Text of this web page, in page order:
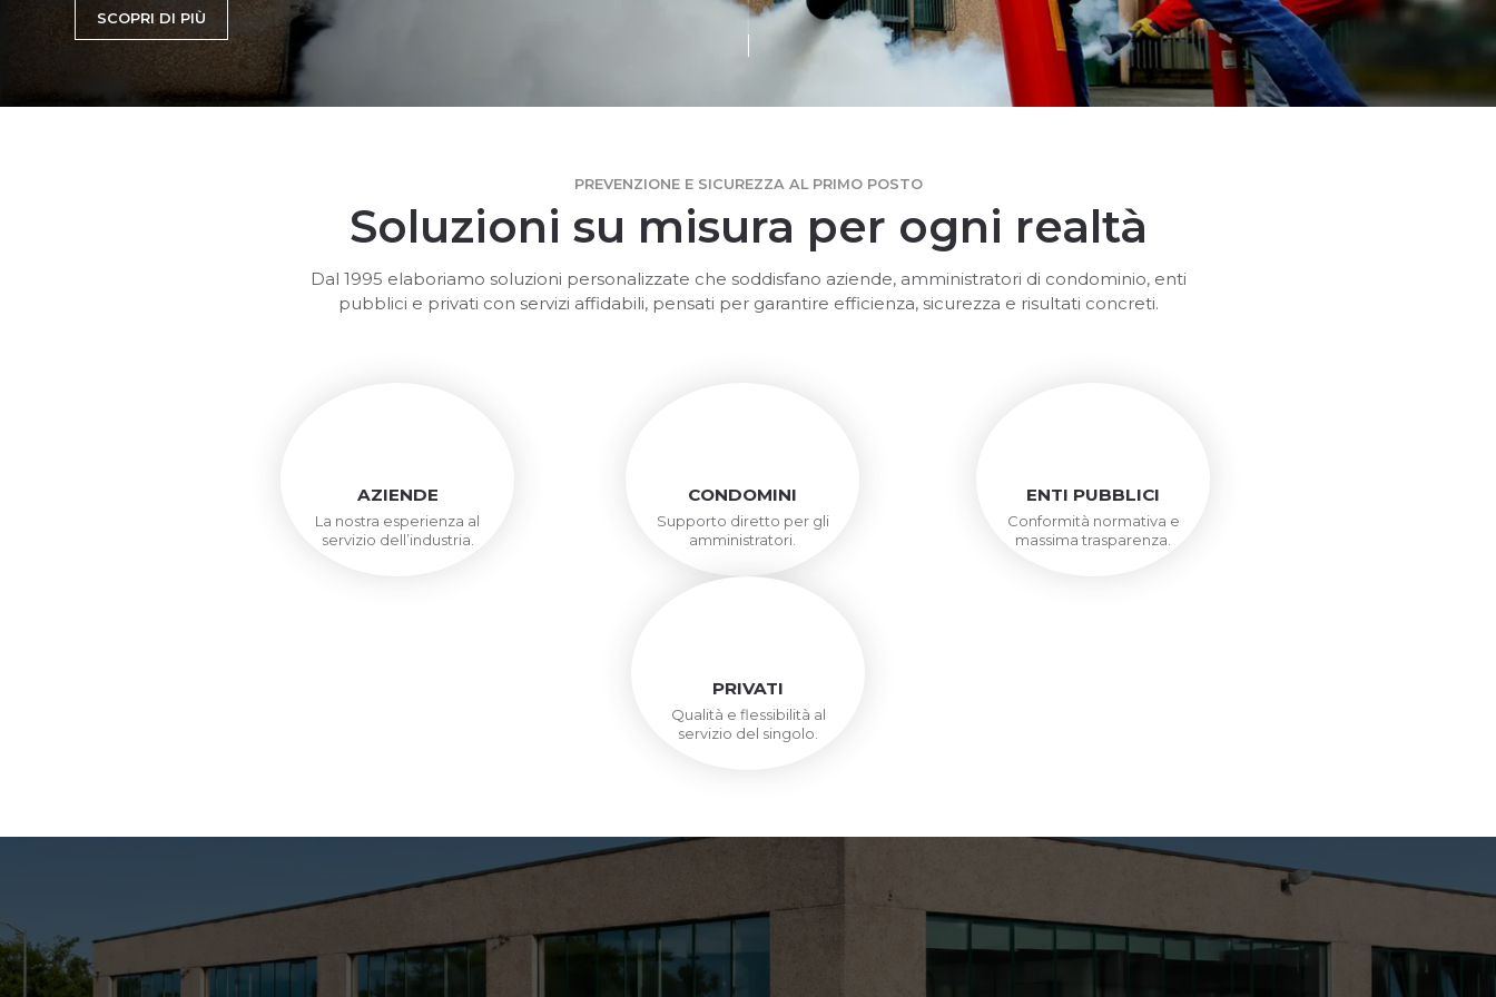
SCOPRI DI PIÙ
PREVENZIONE E SICUREZZA AL PRIMO POSTO
Soluzioni su misura per ogni realtà
Dal 1995 elaboriamo soluzioni personalizzate che soddisfano aziende, amministratori di condominio, enti
pubblici e privati con servizi affidabili, pensati per garantire efficienza, sicurezza e risultati concreti.
AZIENDE
La nostra esperienza al
servizio dell’industria.
CONDOMINI
Supporto diretto per gli
amministratori.
ENTI PUBBLICI
Conformità normativa e
massima trasparenza.
PRIVATI
Qualità e flessibilità al
servizio del singolo.